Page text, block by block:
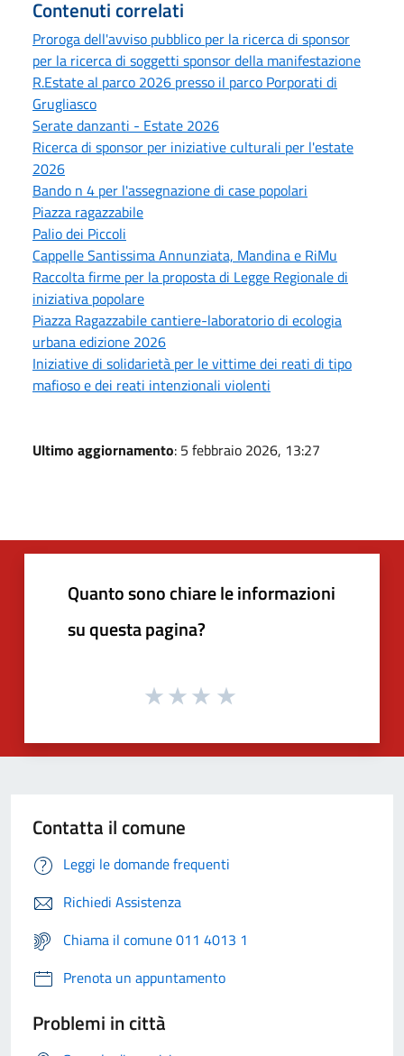
Contenuti correlati
Proroga dell'avviso pubblico per la ricerca di sponsor
per la ricerca di soggetti sponsor della manifestazione
R.Estate al parco 2026 presso il parco Porporati di
Grugliasco
Serate danzanti - Estate 2026
Ricerca di sponsor per iniziative culturali per l'estate
2026
Bando n 4 per l'assegnazione di case popolari
Piazza ragazzabile
Palio dei Piccoli
Cappelle Santissima Annunziata, Mandina e RiMu
Raccolta firme per la proposta di Legge Regionale di
iniziativa popolare
Piazza Ragazzabile cantiere-laboratorio di ecologia
urbana edizione 2026
Iniziative di solidarietà per le vittime dei reati di tipo
mafioso e dei reati intenzionali violenti
Ultimo aggiornamento: 5 febbraio 2026, 13:27
Quanto sono chiare le informazioni
su questa pagina?
Contatta il comune
Leggi le domande frequenti
Richiedi Assistenza
Chiama il comune 011 4013 1
Prenota un appuntamento
Problemi in città